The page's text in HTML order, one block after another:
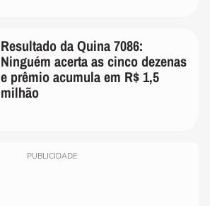
Resultado da Quina 7086:
Ninguém acerta as cinco dezenas
e prêmio acumula em R$ 1,5
milhão
PUBLICIDADE